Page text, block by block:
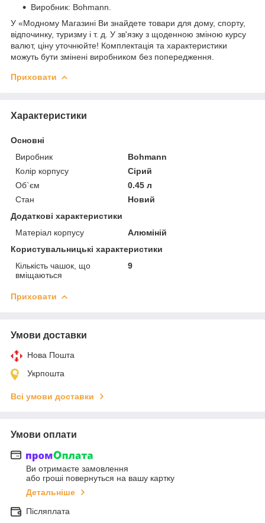
Виробник: Bohmann.
У «Модному Магазині Ви знайдете товари для дому, спорту,
відпочинку, туризму і т. д. У зв'язку з щоденною зміною курсу
валют, ціну уточнюйте! Комплектація та характеристики
можуть бути змінені виробником без попередження.
Приховати
Характеристики
Основні
Виробник
Bohmann
Колір корпусу
Сірий
Об`єм
0.45 л
Стан
Новий
Додаткові характеристики
Матеріал корпусу
Алюміній
Користувальницькі характеристики
Кількість чашок, що
вміщаються
9
Приховати
Умови доставки
Нова Пошта
Укрпошта
Всі умови доставки
Умови оплати
Ви отримаєте замовлення
або гроші повернуться на вашу картку
Детальніше
Післяплата